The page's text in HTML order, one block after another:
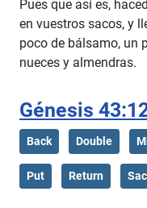
Pues que así es,
en vuestros sacos, y
poco de bálsamo, un
nueces y almendras.
Génesis
Back Double
Put Return